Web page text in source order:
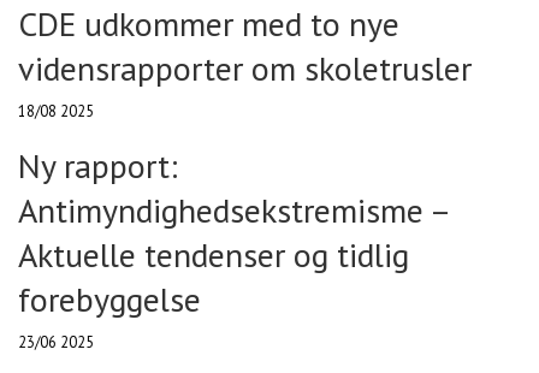
CDE udkommer med to nye
vidensrapporter om skoletrusler
18/08 2025
Ny rapport:
Antimyndighedsekstremisme –
Aktuelle tendenser og tidlig
forebyggelse
23/06 2025